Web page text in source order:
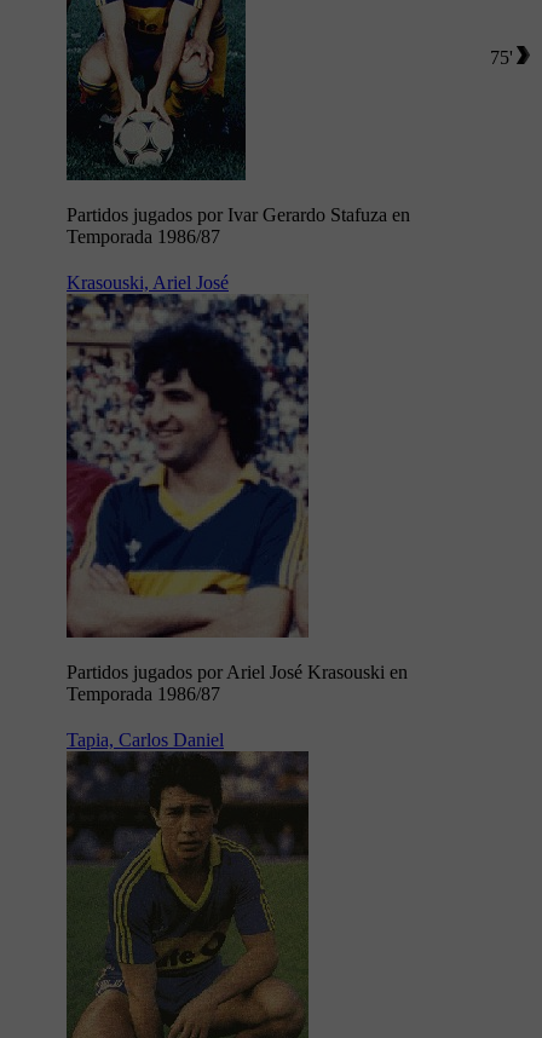
Partidos jugados por Ivar Gerardo Stafuza en
Temporada 1986/87
75'
Krasouski, Ariel José
Partidos jugados por Ariel José Krasouski en
Temporada 1986/87
Tapia, Carlos Daniel